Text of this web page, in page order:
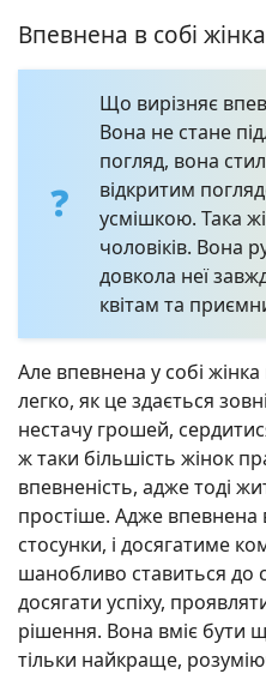
Впевнена в собі
Що вирізняє
Вона не стане
погляд, вона
відкритим
усмішкою. Така
чоловіків. Вона
довкола неї
квітам та
Але впевнена у собі
легко, як це здається
нестачу грошей,
ж таки більшість жінок
впевненість, адже тоді
простіше. Адже впевнена
стосунки, і досягатиме
шанобливо ставиться до
досягати успіху,
рішення. Вона вміє бути
тільки найкраще,